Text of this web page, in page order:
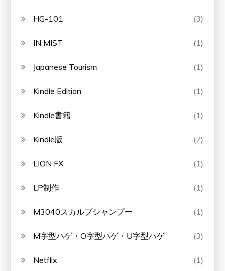
HG-101 (3)
IN MIST (1)
Japanese Tourism (1)
Kindle Edition (1)
Kindle書籍 (1)
Kindle版 (7)
LION FX (1)
LP制作 (1)
M3040スカルプシャンプー (1)
M字型ハゲ・O字型ハゲ・U字型ハゲ (3)
Netflix (1)